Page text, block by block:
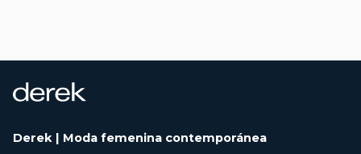
Derek | Moda femenina contemporánea